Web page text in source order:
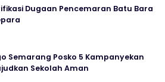
Dugaan Pencemaran Batu Bara
Semarang Posko 5 Kampanyekan
Sekolah Aman